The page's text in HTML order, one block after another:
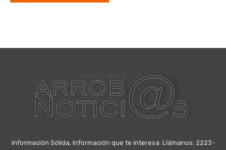
información Sólida, Información que te interesa. Llámanos: 2223-